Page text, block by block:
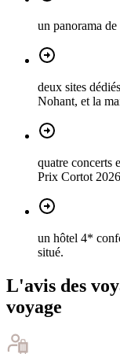
un panorama
deux sites
Nohant, et la
quatre concerts
Prix Cortot 2026
un hôtel 4*
situé.
L'avis des
voyage